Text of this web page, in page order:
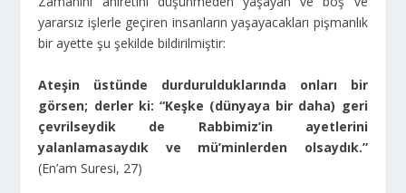
yararsız işlerle geçiren insanların yaşayacakları pişmanlık
bir ayette şu şekilde bildirilmiştir:
Ateşin üstünde durdurulduklarında onları bir
görsen; derler ki: “Keşke (dünyaya bir daha) geri
çevrilseydik de Rabbimiz’in ayetlerini
yalanlamasaydık ve mü’minlerden olsaydık.”
(En’am Suresi, 27)